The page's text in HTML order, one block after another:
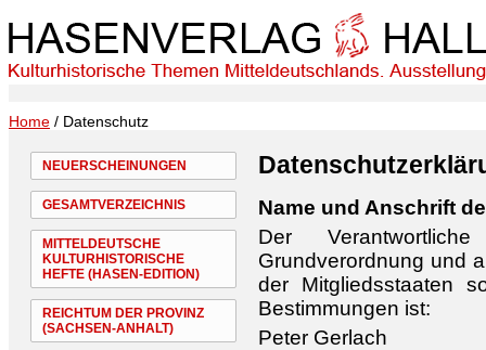
Home / Datenschutz
NEUERSCHEINUNGEN
GESAMTVERZEICHNIS
MITTELDEUTSCHE
KULTURHISTORISCHE
HEFTE (HASEN-EDITION)
REICHTUM DER PROVINZ
(SACHSEN-ANHALT)
Name und Anschrift
Der
Grundverordnung und
der Mitgliedsstaaten
Bestimmungen ist:
Peter Gerlach